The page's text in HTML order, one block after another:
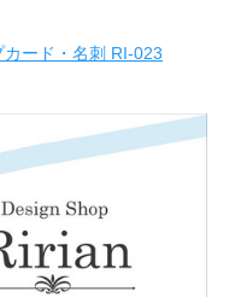
ード・名刺 RI-023